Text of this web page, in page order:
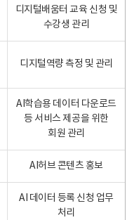
디지털배움터 교육 신청 및
수강생 관리
디지털역량 측정 및 관리
AI학습용 데이터 다운로드
등 서비스 제공을 위한
회원 관리
AI허브 콘텐츠 홍보
AI 데이터 등록 신청 업무
처리